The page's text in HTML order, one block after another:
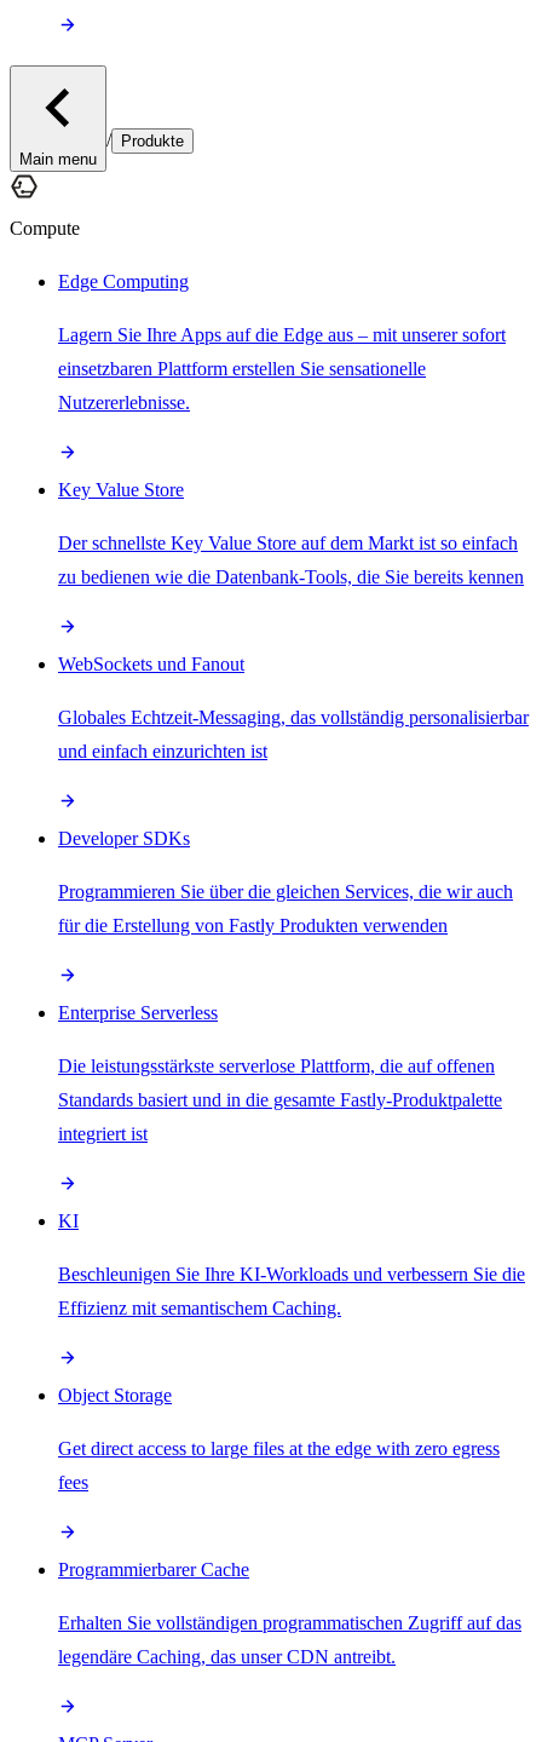
Main menu
/ Produkte
Compute
Edge Computing
Lagern Sie Ihre Apps auf die Edge aus – mit unserer sofort
einsetzbaren Plattform erstellen Sie sensationelle
Nutzererlebnisse.
Key Value Store
Der schnellste Key Value Store auf dem Markt ist so einfach
zu bedienen wie die Datenbank-Tools, die Sie bereits kennen
WebSockets und Fanout
Globales Echtzeit-Messaging, das vollständig personalisierbar
und einfach einzurichten ist
Developer SDKs
Programmieren Sie über die gleichen Services, die wir auch
für die Erstellung von Fastly Produkten verwenden
Enterprise Serverless
Die leistungsstärkste serverlose Plattform, die auf offenen
Standards basiert und in die gesamte Fastly-Produktpalette
integriert ist
KI
Beschleunigen Sie Ihre KI-Workloads und verbessern Sie die
Effizienz mit semantischem Caching.
Object Storage
Get direct access to large files at the edge with zero egress
fees
Programmierbarer Cache
Erhalten Sie vollständigen programmatischen Zugriff auf das
legendäre Caching, das unser CDN antreibt.